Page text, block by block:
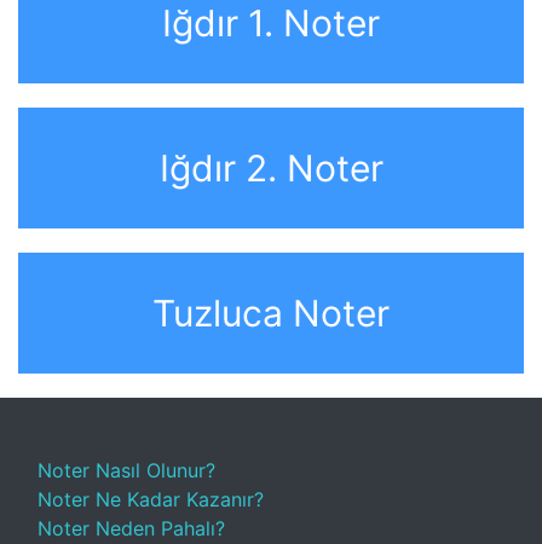
Iğdır 1. Noter
Iğdır 2. Noter
Tuzluca Noter
Noter Nasıl Olunur?
Noter Ne Kadar Kazanır?
Noter Neden Pahalı?